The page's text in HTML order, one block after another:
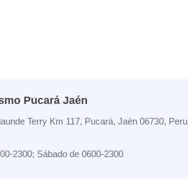
Pucará Jaén
Terry Km 117, Pucará, Jaén 06730, Peru
2300; Sábado de 0600-2300